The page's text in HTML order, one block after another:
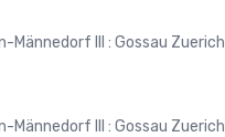
Männedorf III : Gossau Zuerich
Männedorf III : Gossau Zuerich